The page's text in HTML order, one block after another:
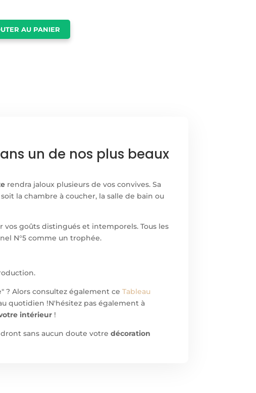
AU PANIER
un de nos plus beaux
rendra jaloux plusieurs de vos convives. Sa
la chambre à coucher, la salle de bain ou
vos goûts distingués et intemporels. Tous les
N°5 comme un trophée.
? Alors consultez également ceTableau
quotidien !N'hésitez pas également à
intérieur !
sans aucun doute votredécoration